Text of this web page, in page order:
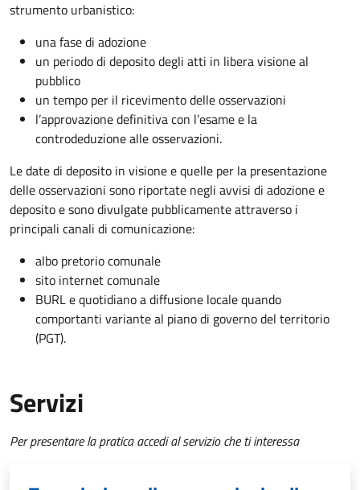
strumento urbanistico:
una fase di adozione
un periodo di deposito degli atti in libera visione al
pubblico
un tempo per il ricevimento delle osservazioni
l’approvazione definitiva con l’esame e la
controdeduzione alle osservazioni.
Le date di deposito in visione e quelle per la presentazione
delle osservazioni sono riportate negli avvisi di adozione e
deposito e sono divulgate pubblicamente attraverso i
principali canali di comunicazione:
albo pretorio comunale
sito internet comunale
BURL e quotidiano a diffusione locale quando
comportanti variante al piano di governo del territorio
(PGT).
Servizi
Per presentare la pratica accedi al servizio che ti interessa